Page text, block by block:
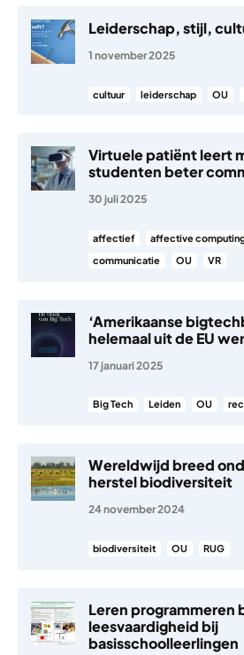
Leiderschap, stijl,
1 november 2025
cultuur leiderschap OU
Virtuele patiënt leert
studenten beter
30 juli 2025
affectief affective
communicatie
OU VR
‘Amerikaanse
helemaal uit de EU
17 januari 2025
Big Tech Leiden OU
Wereldwijd breed
herstel biodiversiteit
24 november 2024
biodiversiteit OU RUG
Leren programmeren
leesvaardigheid bij
basisschoolleerlingen